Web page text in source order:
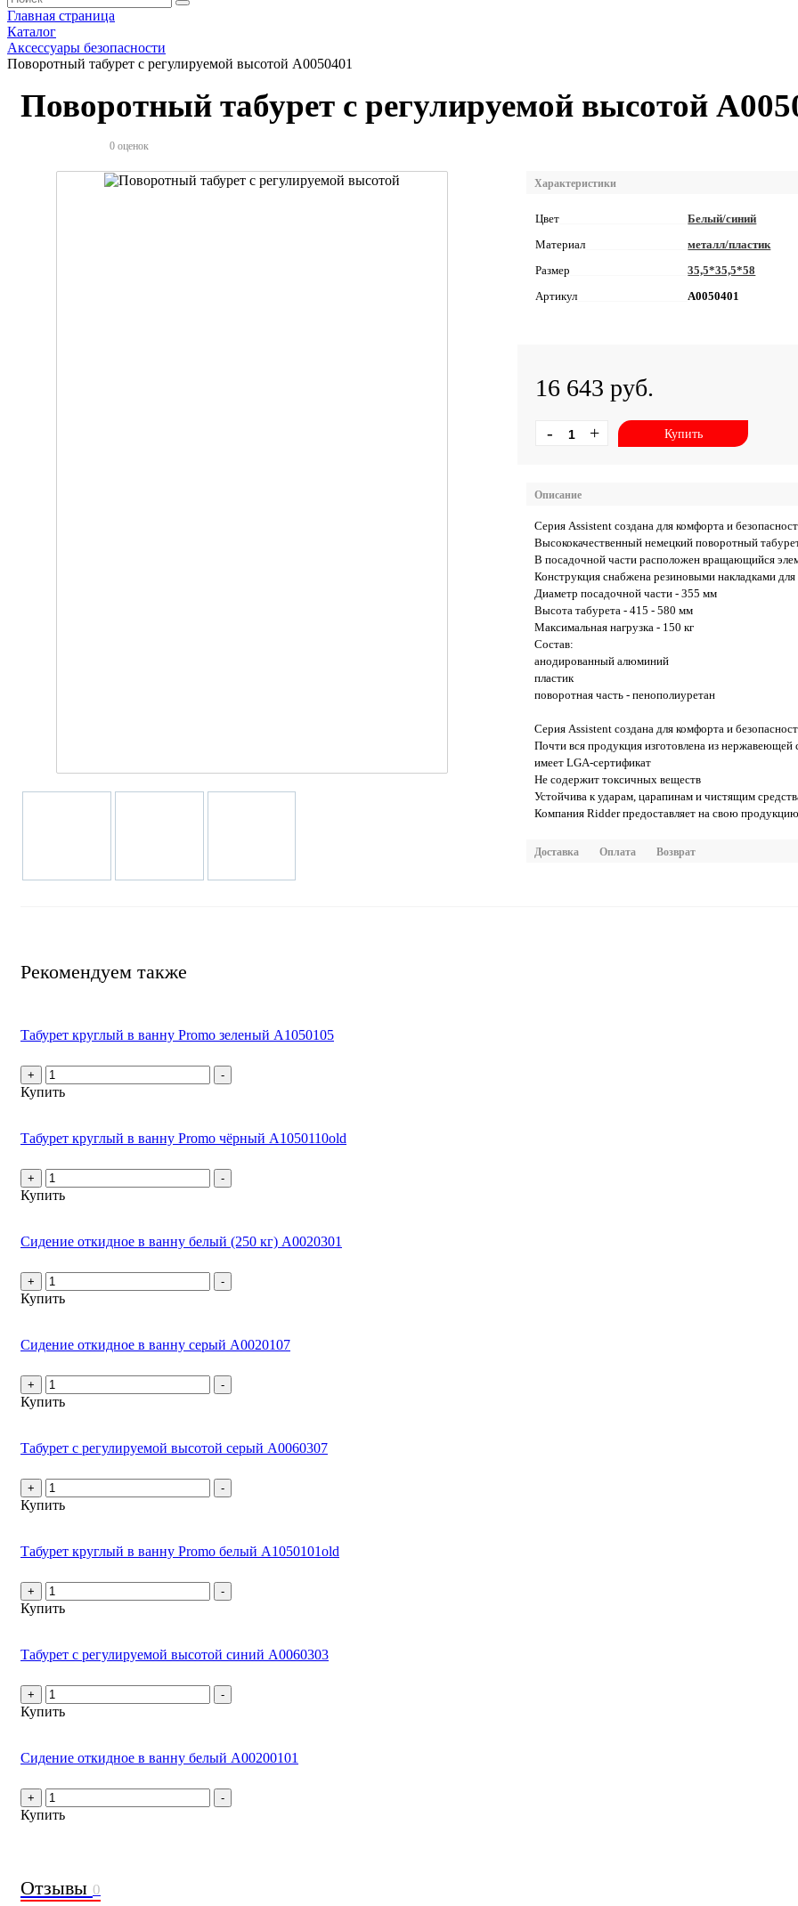
Главная страница
Каталог
Аксессуары безопасности
Поворотный табурет с регулируемой высотой А0050401
Поворотный табурет с регулируемой высотой
0 оценок
Характеристики
Цвет
Белый/синий
Материал
металл/пластик
Размер
35,5*35,5*58
Артикул
А0050401
16 643 руб.
- + Купить
Описание
Серия Assistent создана для комфорта и
Высококачественный немецкий поворотный
В посадочной части расположен вращающийся
Конструкция снабжена резиновыми накладками
Диаметр посадочной части - 355 мм
Высота табурета - 415 - 580 мм
Максимальная нагрузка - 150 кг
Состав:
анодированный алюминий
пластик
поворотная часть - пенополиуретан
Серия Assistent создана для комфорта и
Почти вся продукция изготовлена из нержавеющей
имеет LGA-сертификат
Не содержит токсичных веществ
Устойчива к ударам, царапинам и чистящим
Компания Ridder предоставляет на свою
Доставка Оплата Возврат
Рекомендуем также
Табурет круглый в ванну Promo зеленый А1050105
+ -
Купить
Табурет круглый в ванну Promo чёрный А1050110old
+ -
Купить
Сидение откидное в ванну белый (250 кг) А0020301
+ -
Купить
Сидение откидное в ванну серый А0020107
+ -
Купить
Табурет с регулируемой высотой серый А0060307
+ -
Купить
Табурет круглый в ванну Promo белый А1050101old
+ -
Купить
Табурет с регулируемой высотой синий А0060303
+ -
Купить
Сидение откидное в ванну белый А00200101
+ -
Купить
Отзывы 0